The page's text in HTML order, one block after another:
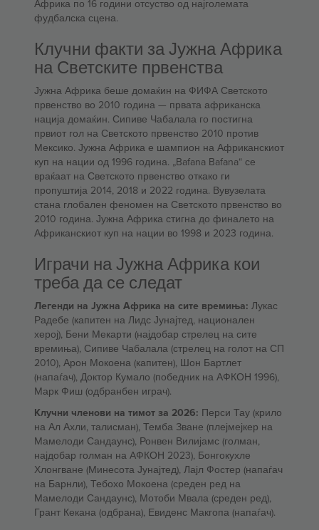
Африка по 16 години отсуство од најголемата
фудбалска сцена.
Клучни факти за Јужна Африка
на Светските првенства
Јужна Африка беше домаќин на ФИФА Светското
првенство во 2010 година — првата африканска
нација домаќин. Сипиве Чабалала го постигна
првиот гол на Светското првенство 2010 против
Мексико. Јужна Африка е шампион на Африканскиот
куп на нации од 1996 година. „Bafana Bafana“ се
враќаат на Светското првенство откако ги
пропуштија 2014, 2018 и 2022 година. Вувузелата
стана глобален феномен на Светското првенство во
2010 година. Јужна Африка стигна до финалето на
Африканскиот куп на нации во 1998 и 2023 година.
Играчи на Јужна Африка кои
треба да се следат
Легенди на Јужна Африка на сите времиња: Лукас
Радебе (капитен на Лидс Јунајтед, национален
херој), Бени Мекарти (најдобар стрелец на сите
времиња), Сипиве Чабалала (стрелец на голот на СП
2010), Арон Мокоена (капитен), Шон Бартлет
(напаѓач), Доктор Кумало (победник на АФКОН 1996),
Марк Фиш (одбранбен играч).
Клучни членови на тимот за 2026: Перси Тау (крило
на Ал Ахли, талисман), Темба Зване (плејмејкер на
Мамелоди Сандаунс), Ронвен Вилијамс (голман,
најдобар голман на АФКОН 2023), Бонгокухле
Хлонгване (Минесота Јунајтед), Лајл Фостер (напаѓач
на Барнли), Тебохо Мокоена (среден ред на
Мамелоди Сандаунс), Мотоби Мвала (среден ред),
Грант Кекана (одбрана), Евиденс Макгопа (напаѓач).